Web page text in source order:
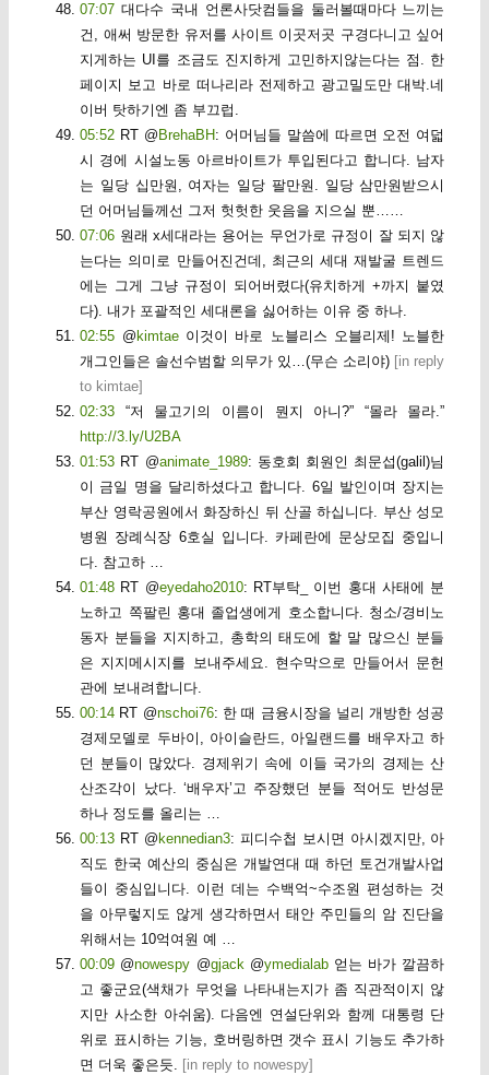
07:07 대다수 국내 언론사닷컴들을 둘러볼때마다 느끼는
건, 애써 방문한 유저를 사이트 이곳저곳 구경다니고 싶어
지게하는 UI를 조금도 진지하게 고민하지않는다는 점. 한
페이지 보고 바로 떠나리라 전제하고 광고밀도만 대박.네
이버 탓하기엔 좀 부끄럽.
05:52 RT @ BrehaBH: 어머님들 말씀에 따르면 오전 여덟
시 경에 시설노동 아르바이트가 투입된다고 합니다. 남자
는 일당 십만원, 여자는 일당 팔만원. 일당 삼만원받으시
던 어머님들께선 그저 헛헛한 웃음을 지으실 뿐……
07:06 원래 x세대라는 용어는 무언가로 규정이 잘 되지 않
는다는 의미로 만들어진건데, 최근의 세대 재발굴 트렌드
에는 그게 그냥 규정이 되어버렸다(유치하게 +까지 붙였
다). 내가 포괄적인 세대론을 싫어하는 이유 중 하나.
02:55 @ kimtae이것이 바로 노블리스 오블리제! 노블한
개그인들은 솔선수범할 의무가 있…(무슨 소리야) [in reply
to kimtae]
02:33
“저 물고기의 이름이 뭔지 아니?” “몰라 몰라.”
http://3.ly/U2BA
01:53 RT @animate_1989: 동호회 회원인 최문섭(galil)님
이 금일 명을 달리하셨다고 합니다. 6일 발인이며 장지는
부산 영락공원에서 화장하신 뒤 산골 하십니다. 부산 성모
병원 장례식장 6호실 입니다. 카페란에 문상모집 중입니
다. 참고하 …
01:48 RT @eyedaho2010: RT부탁_ 이번 홍대 사태에 분
노하고 쪽팔린 홍대 졸업생에게 호소합니다. 청소/경비노
동자 분들을 지지하고, 총학의 태도에 할 말 많으신 분들
은 지지메시지를 보내주세요. 현수막으로 만들어서 문헌
관에 보내려합니다.
00:14 RT @nschoi76: 한 때 금융시장을 널리 개방한 성공
경제모델로 두바이, 아이슬란드, 아일랜드를 배우자고 하
던 분들이 많았다. 경제위기 속에 이들 국가의 경제는 산
산조각이 났다. ‘배우자’고 주장했던 분들 적어도 반성문
하나 정도를 올리는 …
00:13 RT @ kennedian3: 피디수첩 보시면 아시겠지만, 아
직도 한국 예산의 중심은 개발연대 때 하던 토건개발사업
들이 중심입니다. 이런 데는 수백억~수조원 편성하는 것
을 아무렇지도 않게 생각하면서 태안 주민들의 암 진단을
위해서는 10억여원 예 …
00:09 @nowespy @gjack@ymedialab얻는 바가 깔끔하
고 좋군요(색채가 무엇을 나타내는지가 좀 직관적이지 않
지만 사소한 아쉬움). 다음엔 연설단위와 함께 대통령 단
위로 표시하는 기능, 호버링하면 갯수 표시 기능도 추가하
면 더욱 좋은듯. [in reply to nowespy]